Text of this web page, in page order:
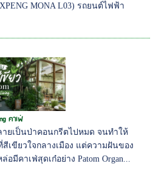
MONA L03) รถยนต์ไฟฟ้า
คาเฟ่
ยเป็นป่าคอนกรีตไปหมด จนทำให้
เขียวใจกลางเมือง แต่ความฝันของ
มีคาเฟ่สุดเก๋อย่าง Patom Organ...